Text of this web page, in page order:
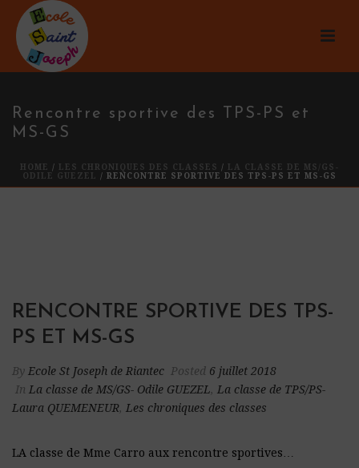
Rencontre sportive des TPS-PS et
MS-GS
HOME / LES CHRONIQUES DES CLASSES /
LA CLASSE DE MS/GS-
ODILE GUEZEL
/ RENCONTRE SPORTIVE DES TPS-PS ET MS-GS
RENCONTRE SPORTIVE DES TPS-
PS ET MS-GS
By Ecole St Joseph de Riantec Posted 6 juillet 2018
In La classe de MS/GS- Odile GUEZEL, La classe de TPS/PS-
Laura QUEMENEUR, Les chroniques des classes
LA classe de Mme Carro aux rencontre sportives…